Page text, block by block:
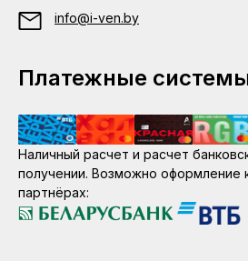
info@i-ven.by
Платежные
Наличный расчет и расчет
получении. Возможно оформление
партнёрах: